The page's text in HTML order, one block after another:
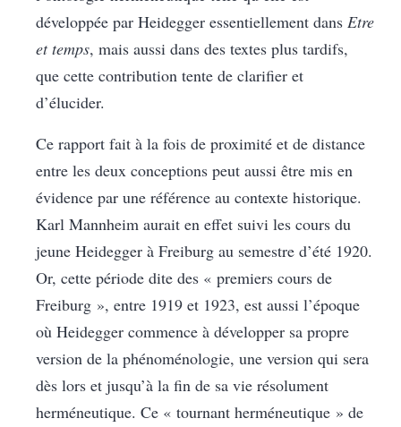
développée par Heidegger essentiellement dans Etre
et temps, mais aussi dans des textes plus tardifs,
que cette contribution tente de clarifier et
d’élucider.
Ce rapport fait à la fois de proximité et de distance
entre les deux conceptions peut aussi être mis en
évidence par une référence au contexte historique.
Karl Mannheim aurait en effet suivi les cours du
jeune Heidegger à Freiburg au semestre d’été 1920.
Or, cette période dite des « premiers cours de
Freiburg », entre 1919 et 1923, est aussi l’époque
où Heidegger commence à développer sa propre
version de la phénoménologie, une version qui sera
dès lors et jusqu’à la fin de sa vie résolument
herméneutique. Ce « tournant herméneutique » de